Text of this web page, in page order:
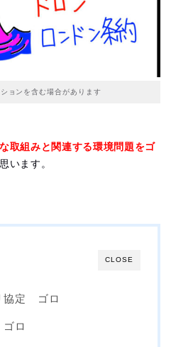
ョンを含む場合があります
取組みと関連する環境問題をゴ
います。
CLOSE
協定 ゴロ
ロ